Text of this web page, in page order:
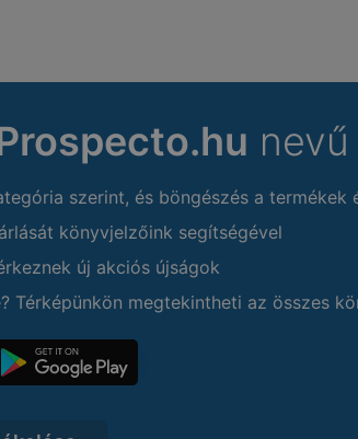
szerint, és böngészés a
könyvjelzőink segítségével
új akciós újságok
Térképünkön megtekintheti az összes